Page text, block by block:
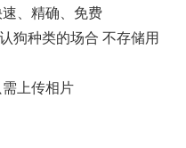
、精确、免费
狗种类的场合 不存储用
上传相片